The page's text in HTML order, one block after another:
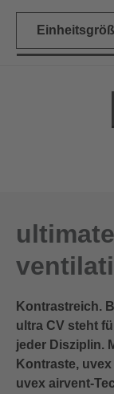
Kontrastreich.
ultra CV steht
jeder Disziplin.
Kontraste,
uvex airvent-